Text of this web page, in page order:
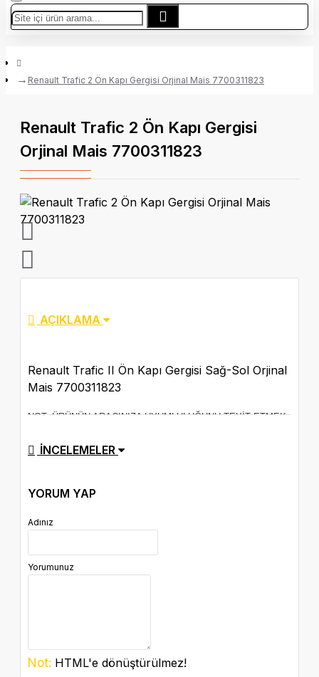
Renault Trafic 2 Ön Kapı Gergisi Orjinal Mais 7700311823
Renault Trafic 2 Ön Kapı Gergisi
Orjinal Mais 7700311823
AÇIKLAMA
Renault Trafic II Ön Kapı Gergisi Sağ-Sol Orjinal
Mais 7700311823
NOT: ÜRÜNÜN ARACINIZA UYUMLULUĞUNU TEYİT ETMEK
SİPARİŞ VERDİĞİNİZDE TARAFINIZA GÖRSELDEKİ
İNCELEMELER
YORUM YAP
Adınız
Yorumunuz
Not: HTML'e dönüştürülmez!